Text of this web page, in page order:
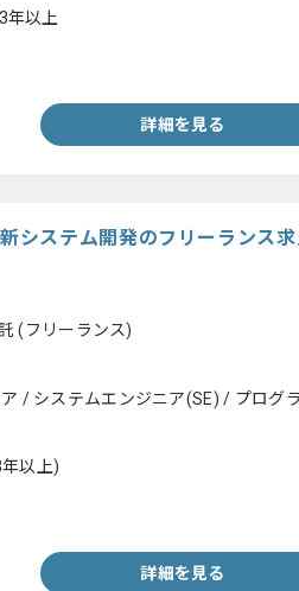
年以上
詳細を見る
システム開発のフリーランス
(フリーランス)
/ システムエンジニア(SE) / プログ
以上)
詳細を見る